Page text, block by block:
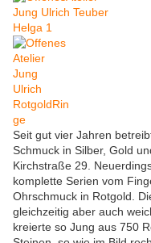
Seit gut vier Jahren
Schmuck in Silber, Gold
Kirchstraße 29.
komplette Serien vom
Ohrschmuck in Rotgold.
gleichzeitig aber auch
kreierte so Jung aus 750